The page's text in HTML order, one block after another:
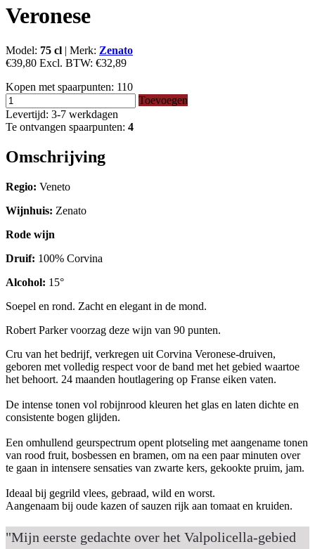
Veronese
Model: 75 cl | Merk: Zenato
€39,80 Excl. BTW: €32,89
Kopen met spaarpunten: 110
Toevoegen
Levertijd: 3-7 werkdagen
Te ontvangen spaarpunten: 4
Omschrijving
Regio: Veneto
Wijnhuis: Zenato
Rode wijn
Druif: 100% Corvina
Alcohol: 15°
Soepel en rond. Zacht en elegant in de mond.
Robert Parker voorzag deze wijn van 90 punten.
Cru van het bedrijf, verkregen uit Corvina Veronese-druiven,
geboren met volledig respect voor de band met het gebied waartoe
het behoort. 24 maanden houtlagering op Franse eiken vaten.
De intense tonen vol robijnrood kleuren het glas en laten dichte en
consistente bogen glijden.
Een omhullend geurspectrum opent plotseling met aangename tonen
van rood fruit, bosbessen en bramen, om na een paar minuten over
te gaan in intensere sensaties van zwarte kers, gekookte pruim, jam.
Ideaal bij gegrild vlees, gebraad, wild en worst.
Aangenaam bij oude kazen of sauzen rijk aan tomaat en kruiden.
"Mijn eerste gedachte over het Valpolicella-gebied